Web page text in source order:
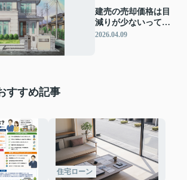
建売の売却価格は目
減りが少ないって本
当？目減りを抑える
2026.04.09
すすめ記事
住宅ローン